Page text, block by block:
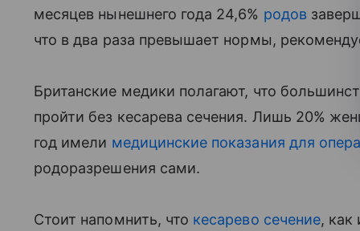
месяцев нынешнего года 24,6% родов
что в два раза превышает нормы,
Британские медики полагают, что
пройти без кесарева сечения. Лишь 20%
год имели медицинские показания для
родоразрешения сами.
Стоит напомнить, что кесарево сечение, как